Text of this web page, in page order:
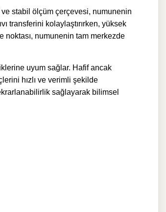
ve stabil ölçüm çerçevesi, numunenin
transferini kolaylaştırırken, yüksek
noktası, numunenin tam merkezde
uyum sağlar. Hafif ancak
hızlı ve verimli şekilde
sağlayarak bilimsel